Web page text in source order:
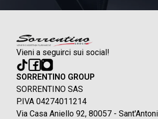
Vieni a seguirci sui social!
SORRENTINO GROUP
SORRENTINO SAS
P.IVA 04274011214
Via Casa Aniello 92, 80057 -